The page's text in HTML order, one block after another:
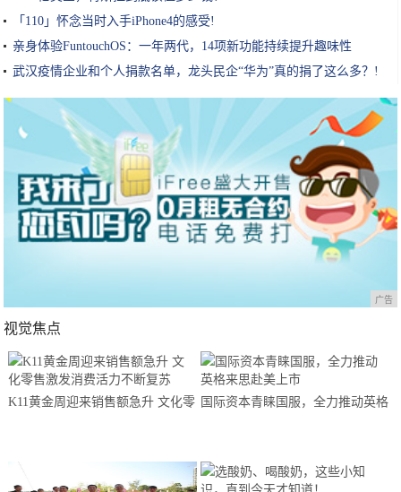
「110」怀念当时入手iPhone4的感受!
亲身体验FuntouchOS：一年两代，14项新功能持续提升趣味性
（上）!
武汉疫情企业和个人捐款名单，龙头民企“华为”真的捐了这么多？!
广告
视觉焦点
K11黄金周迎来销售额急升 文化零
国际资本青睐国服，全力推动英格